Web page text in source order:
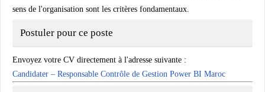
sens de l'organisation sont les critères fondamentaux.
Postuler pour ce poste
Envoyez votre CV directement à l'adresse suivante :
Candidater – Responsable Contrôle de Gestion Power BI Maroc